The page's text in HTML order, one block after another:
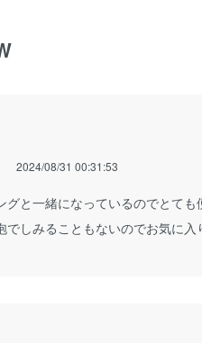
2024/08/31 00:31:53
グと一緒になっているのでとて
でしみることもないのでお気に入